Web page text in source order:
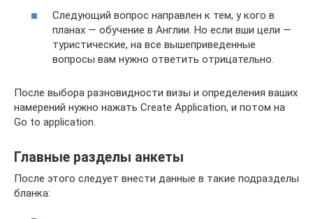
Следующий вопрос направлен к тем, у кого в
планах — обучение в Англии. Но если вши цели —
туристические, на все вышеприведенные
вопросы вам нужно ответить отрицательно.
После выбора разновидности визы и определения ваших
намерений нужно нажать Create Application, и потом на
Go to application.
Главные разделы анкеты
После этого следует внести данные в такие подразделы
бланка: